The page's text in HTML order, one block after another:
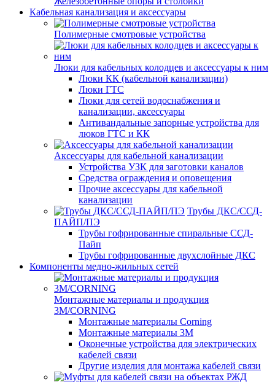
Кабельная канализация и аксессуары
Полимерные смотровые устройства
Люки для кабельных колодцев и аксессуары к ним
Люки КК (кабельной канализации)
Люки ГТС
Люки для сетей водоснабжения и
канализации, аксессуары
Антивандальные запорные устройства для
люков ГТС и КК
Аксессуары для кабельной канализации
Устройства УЗК для заготовки каналов
Средства ограждения и оповещения
Прочие аксессуары для кабельной
канализации
Трубы ДКС/ССД-
ПАЙП/ПЭ
Трубы гофрированные спиральные ССД-
Пайп
Трубы гофрированные двухслойные ДКС
Компоненты медно-жильных сетей
Монтажные материалы и продукция
3M/CORNING
Монтажные материалы Corning
Монтажные материалы 3M
Оконечные устройства для электрических
кабелей связи
Другие изделия для монтажа кабелей связи